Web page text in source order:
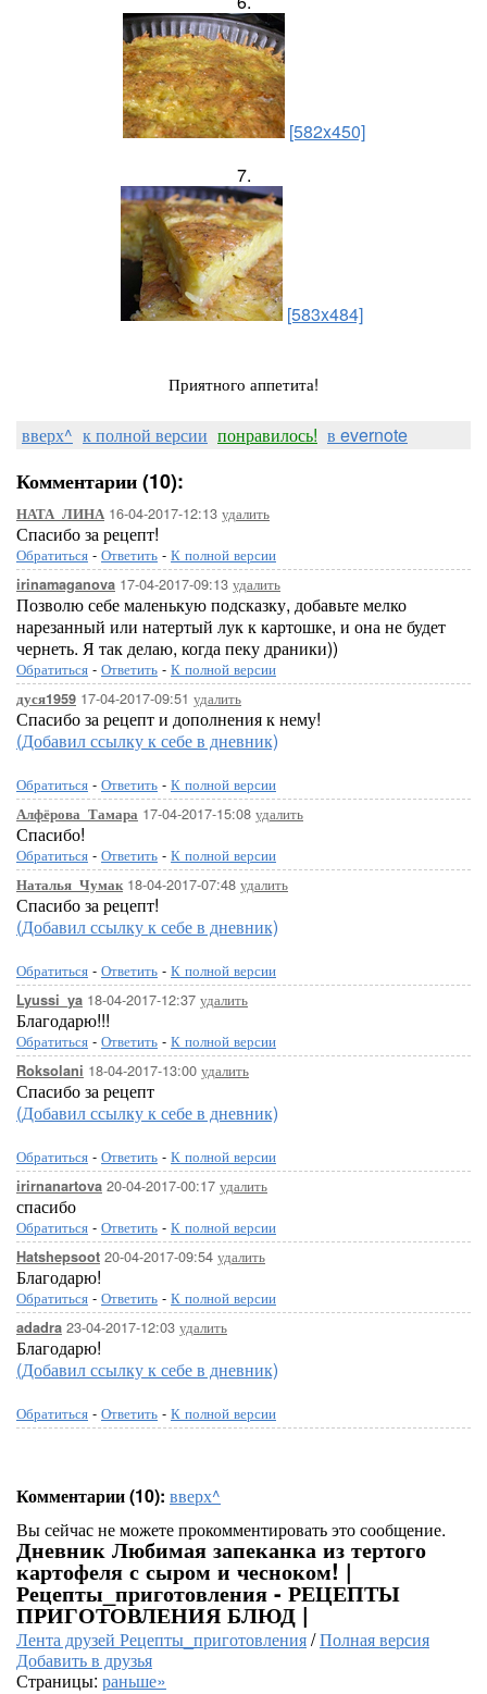
[582x450]
7.
[583x484]
Приятного аппетита!
вверх^ к полной версии понравилось! в evernote
Комментарии (10):
НАТА_ЛИНА 16-04-2017-12:13 удалить
Спасибо за рецепт!
Обратиться - Ответить - К полной версии
irinamaganova 17-04-2017-09:13 удалить
Позволю себе маленькую подсказку, добавьте мелко
нарезанный или натертый лук к картошке, и она не будет
чернеть. Я так делаю, когда пеку драники))
Обратиться - Ответить - К полной версии
дуся1959 17-04-2017-09:51 удалить
Спасибо за рецепт и дополнения к нему!
(Добавил ссылку к себе в дневник)
Обратиться - Ответить - К полной версии
Алфёрова_Тамара 17-04-2017-15:08 удалить
Спасибо!
Обратиться - Ответить - К полной версии
Наталья_Чумак18-04-2017-07:48 удалить
Спасибо за рецепт!
(Добавил ссылку к себе в дневник)
Обратиться - Ответить - К полной версии
Lyussi_ya 18-04-2017-12:37 удалить
Благодарю!!!
Обратиться - Ответить - К полной версии
Roksolani 18-04-2017-13:00 удалить
Спасибо за рецепт
(Добавил ссылку к себе в дневник)
Обратиться - Ответить - К полной версии
irirnanartova 20-04-2017-00:17 удалить
спасибо
Обратиться - Ответить - К полной версии
Hatshepsoot 20-04-2017-09:54 удалить
Благодарю!
Обратиться - Ответить - К полной версии
adadra 23-04-2017-12:03 удалить
Благодарю!
(Добавил ссылку к себе в дневник)
Обратиться - Ответить - К полной версии
Комментарии (10): вверх^
Вы сейчас не можете прокомментировать это сообщение.
Дневник Любимая запеканка из тертого
картофеля с сыром и чесноком! |
Рецепты_приготовления - РЕЦЕПТЫ
ПРИГОТОВЛЕНИЯ БЛЮД |
Лента друзей Рецепты_приготовления/Полная версия
Добавить в друзья
Страницы: раньше»